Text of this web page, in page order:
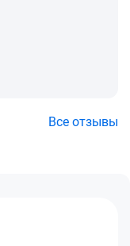
Все отзывы